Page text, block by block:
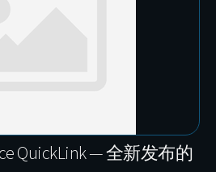
QuickLink — 全新发布的